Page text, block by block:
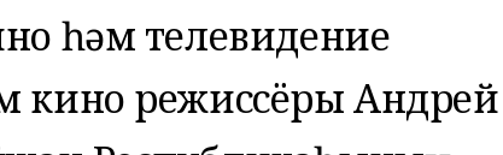
һәм телевидение
кино режиссёры Андрей